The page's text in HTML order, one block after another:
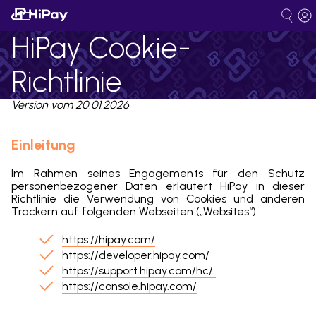
HiPay Cookie-
Richtlinie
Version vom 20.01.2026
Einleitung
Im Rahmen seines Engagements für den Schutz
personenbezogener Daten erläutert HiPay in dieser
Richtlinie die Verwendung von Cookies und anderen
Trackern auf folgenden Webseiten („Websites“):
https://hipay.com/
https://developer.hipay.com/
https://support.hipay.com/hc/
https://console.hipay.com/